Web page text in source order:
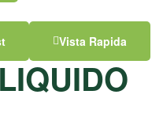
Vista Rapida